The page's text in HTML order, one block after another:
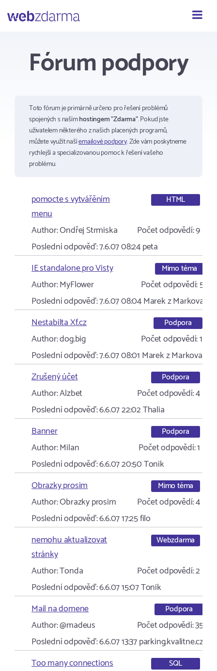
Fórum podpory
Toto fórum je primárně určeno pro řešení problémů
spojených s našímhostingem "Zdarma". Pokud jste
uživatelem některého z našich placených programů,
můžete využít našíemailové podpory. Zde vám poskytneme
rychlejší a specializovanou pomoc k řešení vašeho
problému.
pomocte s vytvářěním
menu
HTML
Author:Ondřej Strmiska Počet odpovědí:9
Poslední odpověď:7.6.07 08:24peta
IE standalone pro Visty
Mimo téma
Author:MyFlower Počet odpovědí:5
Poslední odpověď:7.6.07 08:04Marek z Markova
Nestabilta Xf.cz
Podpora
Author:dog.big Počet odpovědí:1
Poslední odpověď:7.6.07 08:01 Marek z Markova
Zrušený účet
Podpora
Author:Alzbet Počet odpovědí:4
Poslední odpověď:6.6.07 22:02Thalia
Banner
Podpora
Author:Milan Počet odpovědí:1
Poslední odpověď:6.6.07 20:50Tonik
Obrazky prosim
Mimo téma
Author:Obrazky prosim Počet odpovědí:4
Poslední odpověď:6.6.07 17:25filo
nemohu aktualizovat
stránky
Webzdarma
Author:Tonda Počet odpovědí:2
Poslední odpověď:6.6.07 15:07Tonik
Mail na domene
Podpora
Author:@madeus Počet odpovědí:35
Poslední odpověď:6.6.07 13:37parking.kvalitne.cz
Too many connections
SQL